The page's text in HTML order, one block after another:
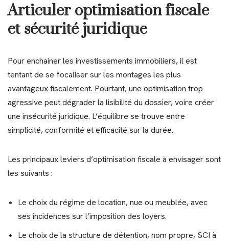
Articuler optimisation fiscale
et sécurité juridique
Pour enchainer les investissements immobiliers, il est
tentant de se focaliser sur les montages les plus
avantageux fiscalement. Pourtant, une optimisation trop
agressive peut dégrader la lisibilité du dossier, voire créer
une insécurité juridique. L’équilibre se trouve entre
simplicité, conformité et efficacité sur la durée.
Les principaux leviers d’optimisation fiscale à envisager sont
les suivants :
Le choix du régime de location, nue ou meublée, avec
ses incidences sur l’imposition des loyers.
Le choix de la structure de détention, nom propre, SCI à